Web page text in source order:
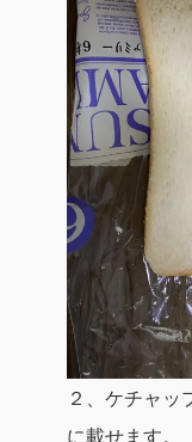
２、ケチャッ
に載せます。